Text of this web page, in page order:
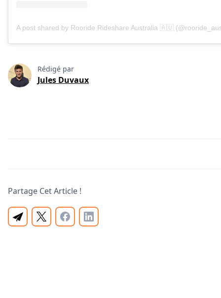
Partage Cet Article !
A post shared by Rooride Rideshare Australia 🇦🇺
Rédigé par
Jules Duvaux